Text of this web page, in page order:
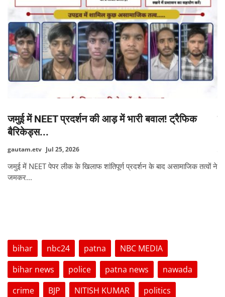
ट्रैफिक
तत्वों ने
फैक्ट चेक: क्या नसीरुद्दीन शाह जंतर-मंतर
सोशल मीडिया पर अभिनेता नसीरुद्दीन शाह का एक वीडियो तेजी से
है। दावा...
bihar nbc24 patna
NBC MEDIA
bihar news
police patna news
nawada
crime
BJP NITISH KUMAR
politics